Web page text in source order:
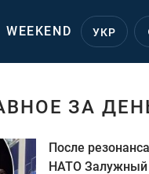
WEEKEND УКР
ЗА
После
НАТО Залужный